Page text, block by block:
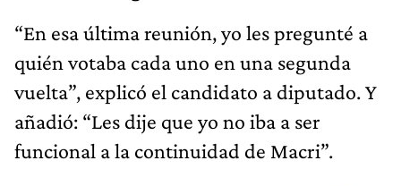
“En esa última reunión, yo les pregunté a
quién votaba cada uno en una segunda
vuelta”, explicó el candidato a diputado. Y
añadió: “Les dije que yo no iba a ser
funcional a la continuidad de Macri”.